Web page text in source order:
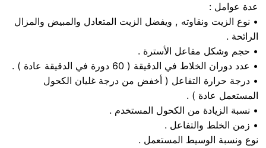
عدة عوامل :
• نوع الزيت ونقاوته , ويفضل الزيت المتعادل والمبيض والمزال
الرائحة .
• حجم وشكل مفاعل الأسترة .
• عدد دوران الخلاط في الدقيقة ( 60 دورة في الدقيقة عادة ) .
• درجة حرارة التفاعل ( أخفض من درجة غليان الكحول
المستعمل عادة ) .
• نسبة الزيادة من الكحول المستخدم .
• زمن الخلط والتفاعل .
نوع ونسبة الوسيط المستعمل .